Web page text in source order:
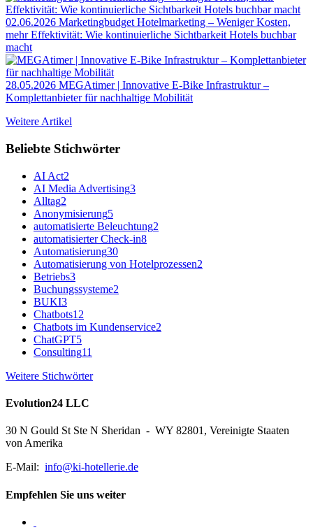
02.06.2026 Marketingbudget Hotelmarketing – Weniger Kosten,
mehr Effektivität: Wie kontinuierliche Sichtbarkeit Hotels buchbar
macht
28.05.2026 MEGAtimer | Innovative E-Bike Infrastruktur –
Komplettanbieter für nachhaltige Mobilität
Weitere Artikel
Beliebte Stichwörter
AI Act2
AI Media Advertising3
Alltag2
Anonymisierung5
automatisierte Beleuchtung2
automatisierter Check-in8
Automatisierung30
Automatisierung von Hotelprozessen2
Betriebs3
Buchungssysteme2
BUKI3
Chatbots12
Chatbots im Kundenservice2
ChatGPT5
Consulting11
Weitere Stichwörter
Evolution24 LLC
30 N Gould St Ste N Sheridan - WY 82801, Vereinigte Staaten
von Amerika
E-Mail: info@ki-hotellerie.de
Empfehlen Sie uns weiter